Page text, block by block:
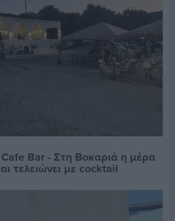
Bar - Στη Βοκαριά η μέρα
τελειώνει με cocktail